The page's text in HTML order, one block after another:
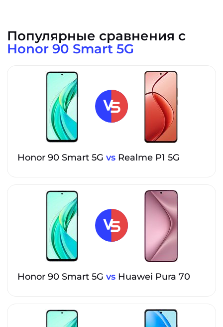
Популярные сравнения с
Honor 90 Smart 5G
Honor 90 Smart 5G vs Realme P1 5G
Honor 90 Smart 5G vs Huawei Pura 70